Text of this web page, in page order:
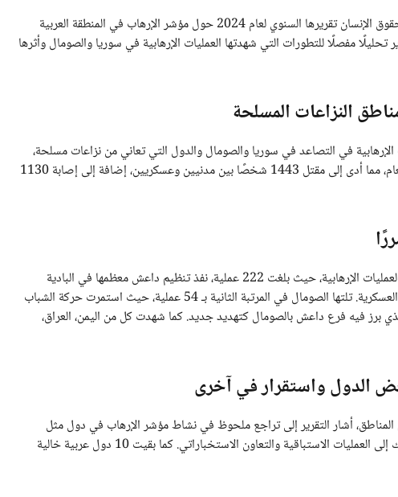
أصدرت مؤسسة ماعت للسلام والتنمية وحقوق الإنسان تقريرها السنوي لعام 2024 حول مؤشر الإرهاب في المنطقة العربية
مفصلًا للتطورات التي شهدتها العمليات الإرهابية في سوريا والصومال وأثرها
النزاعات المسلحة
الإرهابية في التصاعد في سوريا والصومال والدول التي تعاني من نزاعات مسلحة،
حيث سُجلت 426 عملية إرهابية خلال العام، مما أدى إلى مقتل 1443 شخصًا بين مدنيين وعسكريين، إضافة إلى إصابة 1130
احتلت سوريا المركز الأول من حيث عدد العمليات الإرهابية، حيث بلغت 222 عملية، نفذ تنظيم داعش معظمها في البادية
السورية، مستهدفًا البنية التحتية والقوات العسكرية. تلتها الصومال في المرتبة الثانية بـ 54 عملية، حيث استمرت حركة الشباب
برز فيه فرع داعش بالصومال كتهديد جديد. كما شهدت كل من اليمن، العراق،
الدول واستقرار في آخرى
أشار التقرير إلى تراجع ملحوظ في نشاط مؤشر الإرهاب في دول مثل
العراق، المغرب، تونس، والجزائر، ويُعزى ذلك إلى العمليات الاستباقية والتعاون الاستخباراتي. كما بقيت 10 دول عربية خالية